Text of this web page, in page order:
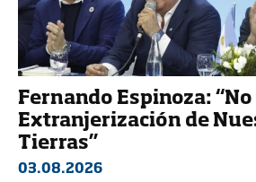
Fernando Espinoza: “No
Extranjerización de
Tierras”
03.08.2026